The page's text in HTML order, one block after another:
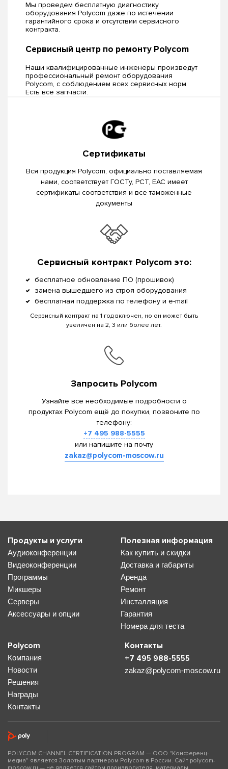
Мы проведем бесплатную диагностику
оборудования Polycom даже по истечении
гарантийного срока и отсутствии сервисного
контракта.
Сервисный центр по ремонту Polycom
Наши квалифицированные инженеры произведут
профессиональный ремонт оборудования
Polycom, c соблюдением всех сервисных норм.
Есть все запчасти.
Сертификаты
Вся продукция Polycom, официально поставляемая
нами, соответствует ГОСТу, РСТ, EAC имеет
сертификаты соответствия и все таможенные
документы
Сервисный контракт Polycom это:
бесплатное обновление ПО (прошивок)
замена вышедшего из строя оборудования
бесплатная поддержка по телефону и e-mail
Сервисный контракт на 1 год включен, но он может быть
увеличен на 2, 3 или более лет.
Запросить Polycom
Узнайте все необходимые подробности о
продуктах Polycom ещё до покупки, позвоните по
телефону:
+7 495 988-5555
или напишите на почту
zakaz@polycom-moscow.ru
Продукты и услуги
Аудиоконференции
Видеоконференции
Программы
Микшеры
Серверы
Аксессуары и опции
Полезная информация
Как купить и скидки
Доставка и габариты
Аренда
Ремонт
Инсталляция
Гарантия
Номера для теста
Polycom
Компания
Новости
Решения
Награды
Контакты
Контакты
+7 495 988-5555
zakaz@polycom-moscow.ru
POLYCOM CHANNEL CERTIFICATION PROGRAM — ООО "Конференц-
медиа" является Золотым партнером Polycom в России. Сайт polycom-